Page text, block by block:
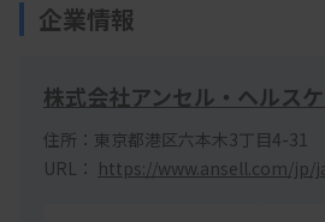
企業情報
株式会社アンセル・ヘルス
住所：東京都港区六本木3丁目4-31
URL： https://www.ansell.com/jp/